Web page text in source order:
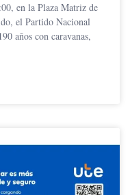
en la Plaza Matriz de
el Partido Nacional
años con caravanas,